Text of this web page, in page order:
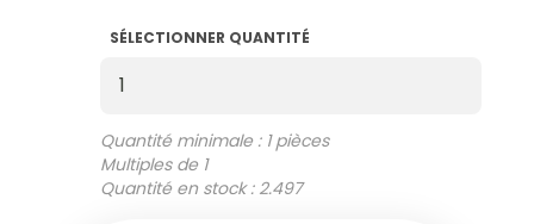
SÉLECTIONNER QUANTITÉ
Quantité minimale : 1 pièces
Multiples de 1
Quantité en stock : 2.497